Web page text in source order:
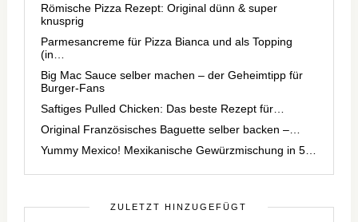
Römische Pizza Rezept: Original dünn & super
knusprig
Parmesancreme für Pizza Bianca und als Topping
(in…
Big Mac Sauce selber machen – der Geheimtipp für
Burger-Fans
Saftiges Pulled Chicken: Das beste Rezept für…
Original Französisches Baguette selber backen –…
Yummy Mexico! Mexikanische Gewürzmischung in 5…
ZULETZT HINZUGEFÜGT